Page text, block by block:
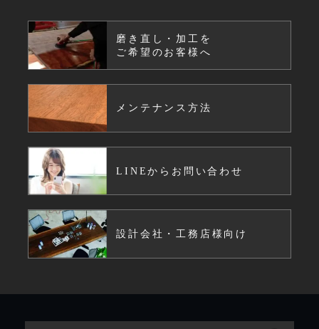
磨き直し・加工を
ご希望のお客様へ
メンテナンス方法
LINEからお問い合わせ
設計会社・工務店様向け